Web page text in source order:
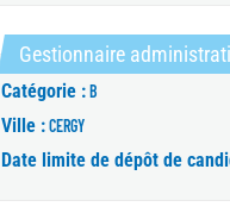
Gestionnaire
Catégorie : B
Ville : CERGY
Date limite de dépôt de